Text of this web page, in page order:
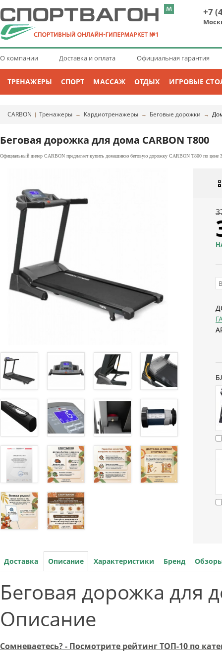
+7
О компании Доставка и оплата Официальная гарантия
ТРЕНАЖЕРЫ СПОРТ МАССАЖ ОТДЫХ ИГРОВЫЕ
CARBON | Тренажеры → Кардиотренажеры → Беговые дорожки →
Беговая дорожка для дома CARBON T800
Официальный дилер CARBON предлагает купить домашнюю беговую дорожку CARBON T800 по
Доставка Описание Характеристики Бренд
Беговая дорожка для
Описание
Сомневаетесь? - Посмотрите рейтинг ТОП-10 по